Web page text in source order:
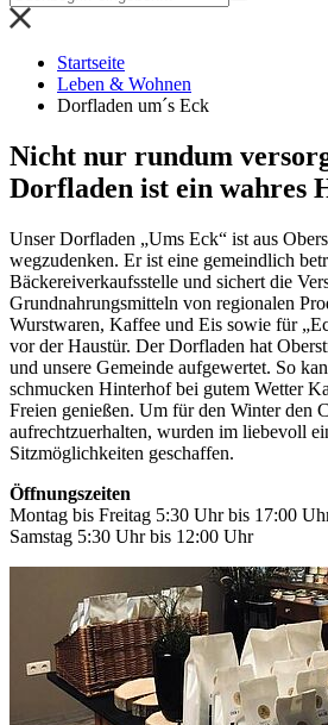
Startseite
Leben & Wohnen
Dorfladen um´s Eck
Nicht nur rundum
Dorfladen ist ein wahres
Unser Dorfladen „Ums Eck“ ist aus
wegzudenken. Er ist eine gemeindlich
Bäckereiverkaufsstelle und sichert die
Grundnahrungsmitteln von regionalen
Wurstwaren, Kaffee und Eis sowie für
vor der Haustür. Der Dorfladen hat
und unsere Gemeinde aufgewertet. So
schmucken Hinterhof bei gutem Wetter
Freien genießen. Um für den Winter den
aufrechtzuerhalten, wurden im liebevoll
Sitzmöglichkeiten geschaffen.
Öffnungszeiten
Montag bis Freitag 5:30 Uhr bis 17:00
Samstag 5:30 Uhr bis 12:00 Uhr